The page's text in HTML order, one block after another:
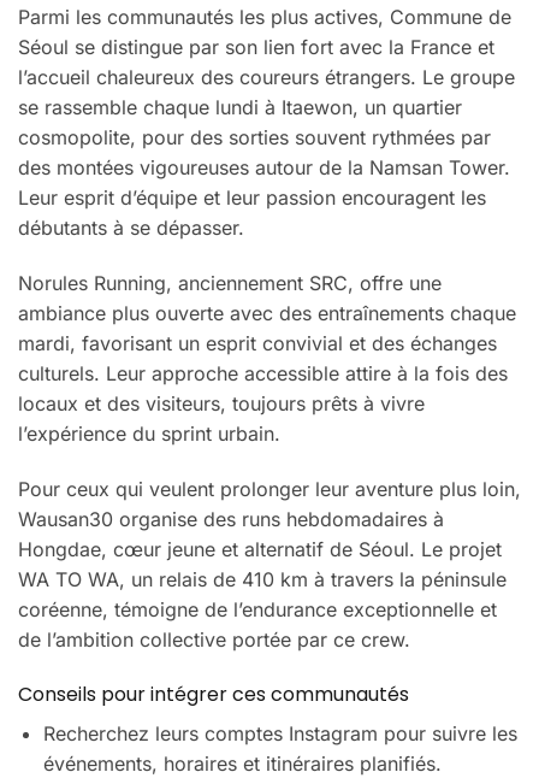
Parmi les communautés les plus actives, Commune de
Séoul se distingue par son lien fort avec la France et
l’accueil chaleureux des coureurs étrangers. Le groupe
se rassemble chaque lundi à Itaewon, un quartier
cosmopolite, pour des sorties souvent rythmées par
des montées vigoureuses autour de la Namsan Tower.
Leur esprit d’équipe et leur passion encouragent les
débutants à se dépasser.
Norules Running, anciennement SRC, offre une
ambiance plus ouverte avec des entraînements chaque
mardi, favorisant un esprit convivial et des échanges
culturels. Leur approche accessible attire à la fois des
locaux et des visiteurs, toujours prêts à vivre
l’expérience du sprint urbain.
Pour ceux qui veulent prolonger leur aventure plus loin,
Wausan30 organise des runs hebdomadaires à
Hongdae, cœur jeune et alternatif de Séoul. Le projet
WA TO WA, un relais de 410 km à travers la péninsule
coréenne, témoigne de l’endurance exceptionnelle et
de l’ambition collective portée par ce crew.
Conseils pour intégrer ces communautés
Recherchez leurs comptes Instagram pour suivre les
événements, horaires et itinéraires planifiés.